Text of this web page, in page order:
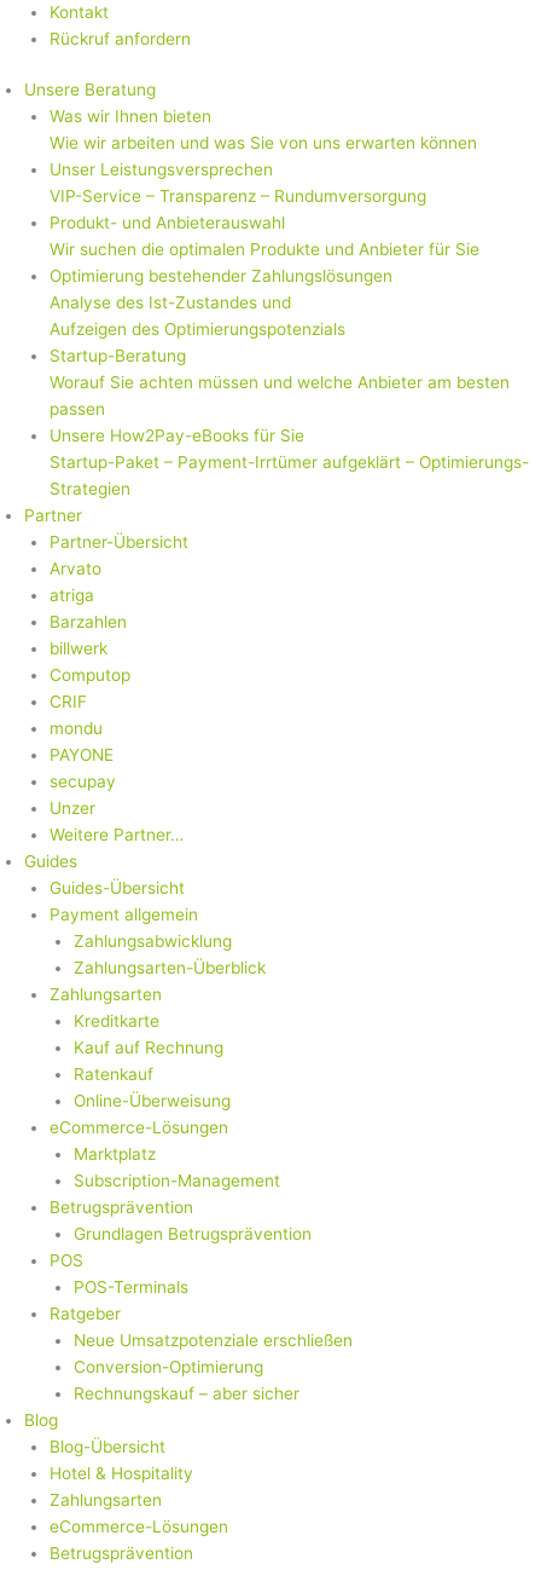
Kontakt
Rückruf anfordern
Unsere Beratung
Was wir Ihnen bieten
Wie wir arbeiten und was Sie von uns erwarten können
Unser Leistungsversprechen
VIP-Service – Transparenz – Rundumversorgung
Produkt- und Anbieterauswahl
Wir suchen die optimalen Produkte und Anbieter für Sie
Optimierung bestehender Zahlungslösungen
Analyse des Ist-Zustandes und
Aufzeigen des Optimierungspotenzials
Startup-Beratung
Worauf Sie achten müssen und welche Anbieter am besten
passen
Unsere How2Pay-eBooks für Sie
Startup-Paket – Payment-Irrtümer aufgeklärt – Optimierungs-
Strategien
Partner
Partner-Übersicht
Arvato
atriga
Barzahlen
billwerk
Computop
CRIF
mondu
PAYONE
secupay
Unzer
Weitere Partner…
Guides
Guides-Übersicht
Payment allgemein
Zahlungsabwicklung
Zahlungsarten-Überblick
Zahlungsarten
Kreditkarte
Kauf auf Rechnung
Ratenkauf
Online-Überweisung
eCommerce-Lösungen
Marktplatz
Subscription-Management
Betrugsprävention
Grundlagen Betrugsprävention
POS
POS-Terminals
Ratgeber
Neue Umsatzpotenziale erschließen
Conversion-Optimierung
Rechnungskauf – aber sicher
Blog
Blog-Übersicht
Hotel & Hospitality
Zahlungsarten
eCommerce-Lösungen
Betrugsprävention